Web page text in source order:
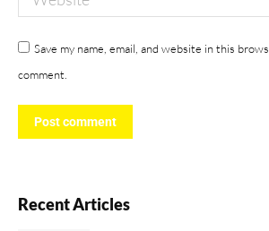
Save my name, email, and website in this
comment.
Post comment
Recent Articles